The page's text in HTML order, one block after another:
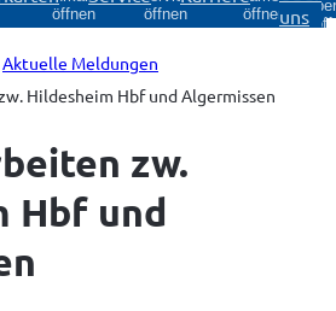
öffnen
öffnen
öffnenuns
Aktuelle Meldungen
Hildesheim Hbf und Algermissen
zw.
Hbf und